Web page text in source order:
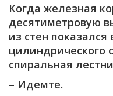
Когда железная
десятиметровую
из стен показался
цилиндрического
спиральная
– Идемте.